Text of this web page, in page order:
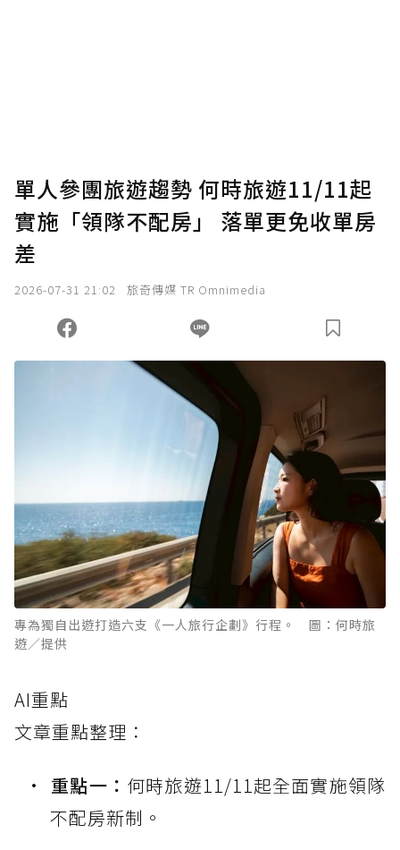
確認送出
您當前剩餘 U 利點數：0點；前往 購買點數
單人參團旅遊趨勢 何時旅遊11/11起
實施「領隊不配房」 落單更免收單房
差
2026-07-31 21:02 旅奇傳媒 TR Omnimedia
專為獨自出遊打造六支《一人旅行企劃》行程。 圖：何時旅
遊／提供
AI重點
文章重點整理：
重點一： 何時旅遊11/11起全面實施領隊
不配房新制。